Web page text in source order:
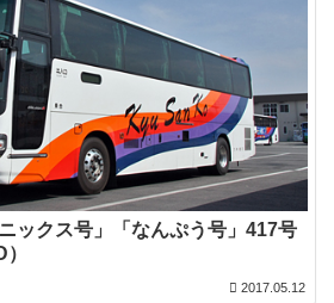
ックス号」「なんぷう号」417号
2017.05.12